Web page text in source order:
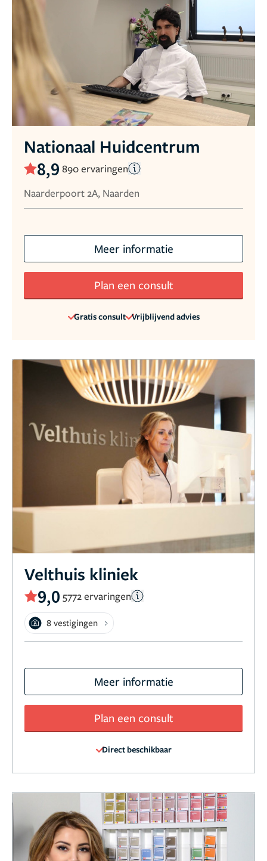
Nationaal Huidcentrum
8,9 890 ervaringen
Naarderpoort 2A, Naarden
Meer informatie
Plan een consult
Gratis consult Vrijblijvend advies
Velthuis kliniek
9,0 5772 ervaringen
8 vestigingen
Meer informatie
Plan een consult
Direct beschikbaar